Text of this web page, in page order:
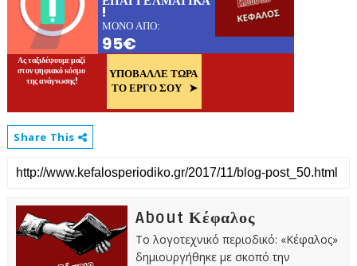
Share This
About Κέφαλος
Το λογοτεχνικό περιοδικό: «Κέφαλος»
δημιουργήθηκε με σκοπό την